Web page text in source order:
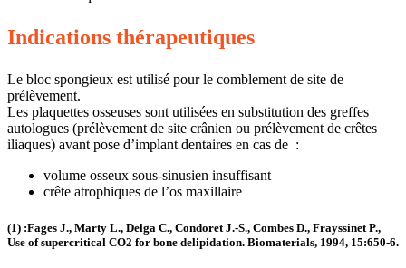
Indications thérapeutiques
Le bloc spongieux est utilisé pour le comblement de site de
prélèvement.
Les plaquettes osseuses sont utilisées en substitution des greffes
autologues (prélèvement de site crânien ou prélèvement de crêtes
iliaques) avant pose d’implant dentaires en cas de :
volume osseux sous-sinusien insuffisant
crête atrophiques de l’os maxillaire
(1) :Fages J., Marty L., Delga C., Condoret J.-S., Combes D., Frayssinet P.,
Use of supercritical CO2 for bone delipidation. Biomaterials, 1994, 15:650-6.